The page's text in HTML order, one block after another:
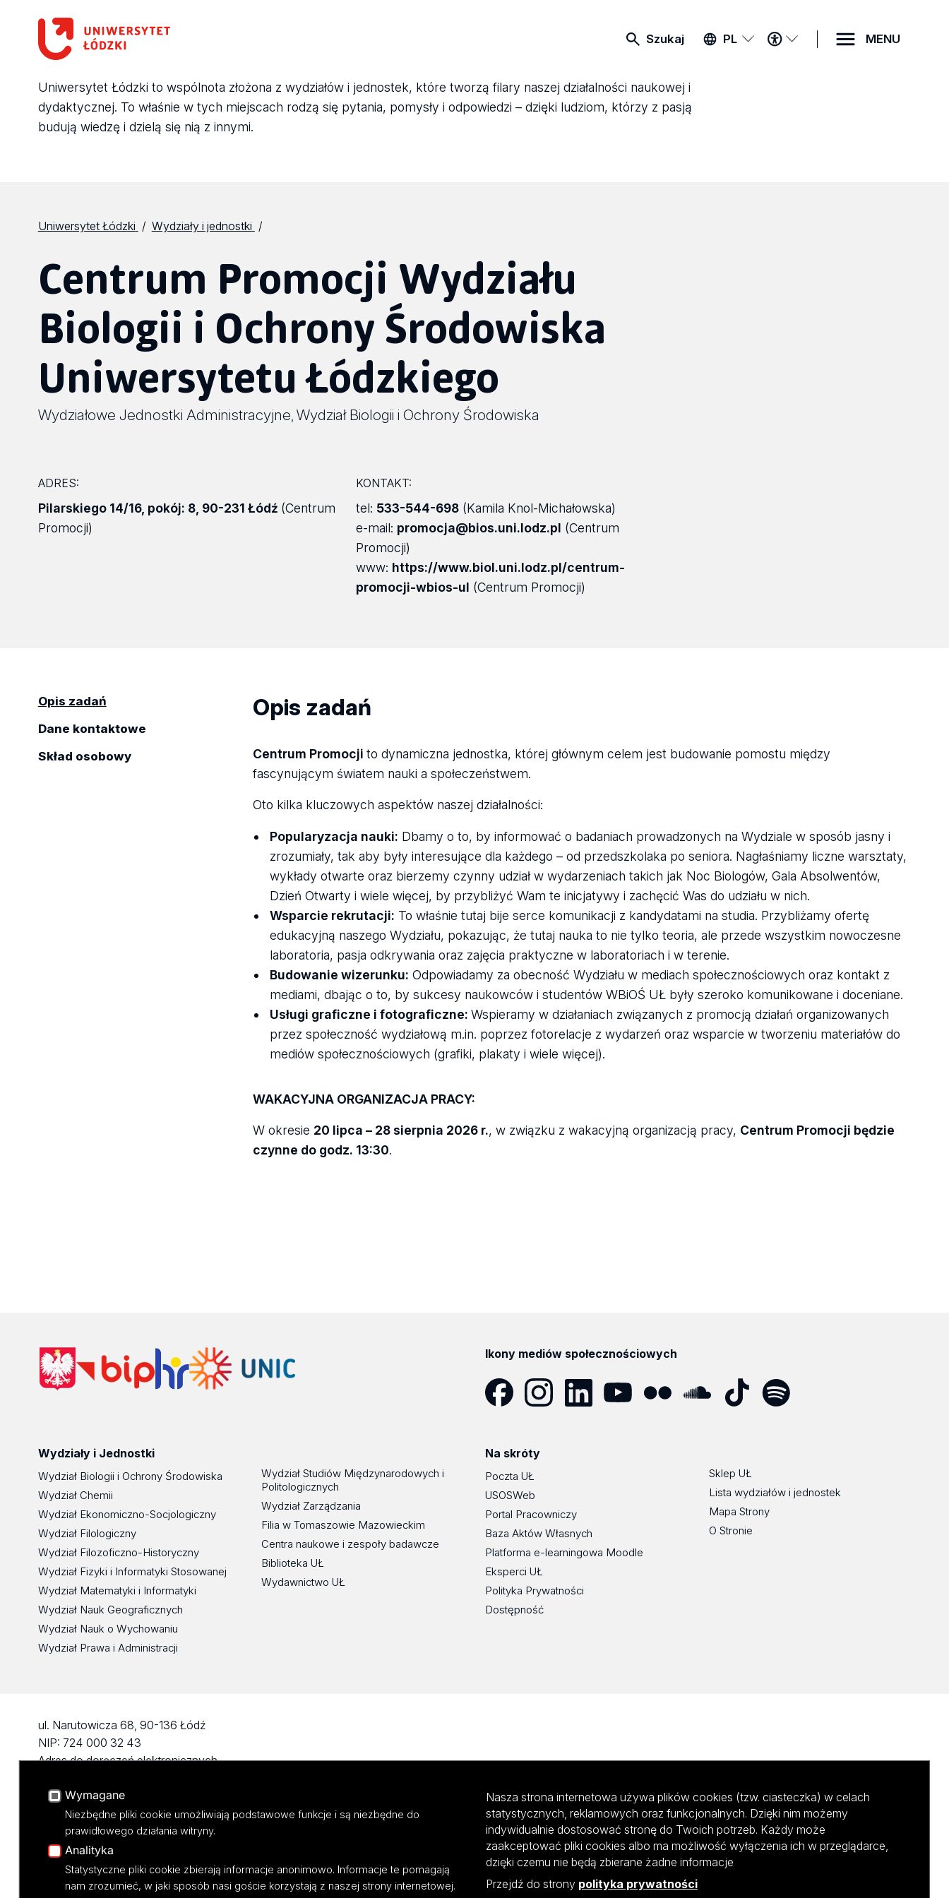
Szukaj PL
MENU
DOSTĘPNOŚCI
MENU
Uniwersytet Łódzki to wspólnota złożona z wydziałów i jednostek, które tworzą filary naszej działalności naukowej i
dydaktycznej. To właśnie w tych miejscach rodzą się pytania, pomysły i odpowiedzi – dzięki ludziom, którzy z pasją
budują wiedzę i dzielą się nią z innymi.
Uniwersytet Łódzki Wydziały i jednostki
Centrum Promocji Wydziału
Biologii i Ochrony Środowiska
Uniwersytetu Łódzkiego
Wydziałowe Jednostki Administracyjne Wydział Biologii i Ochrony Środowiska
ADRES:
Pilarskiego 14/16, pokój: 8, 90-231 Łódź (Centrum
Promocji)
KONTAKT:
tel: 533-544-698(Kamila Knol-Michałowska)
e-mail: promocja@bios.uni.lodz.pl (Centrum
Promocji)
www: https://www.biol.uni.lodz.pl/centrum-
promocji-wbios-ul (Centrum Promocji)
Opis zadań
Dane kontaktowe
Skład osobowy
Opis zadań
Centrum Promocji to dynamiczna jednostka, której głównym celem jest budowanie pomostu między
fascynującym światem nauki a społeczeństwem.
Oto kilka kluczowych aspektów naszej działalności:
Popularyzacja nauki: Dbamy o to, by informować o badaniach prowadzonych na Wydziale w sposób jasny i
zrozumiały, tak aby były interesujące dla każdego – od przedszkolaka po seniora. Nagłaśniamy liczne warsztaty,
wykłady otwarte oraz bierzemy czynny udział w wydarzeniach takich jak Noc Biologów, Gala Absolwentów,
Dzień Otwarty i wiele więcej, by przybliżyć Wam te inicjatywy i zachęcić Was do udziału w nich.
Wsparcie rekrutacji: To właśnie tutaj bije serce komunikacji z kandydatami na studia. Przybliżamy ofertę
edukacyjną naszego Wydziału, pokazując, że tutaj nauka to nie tylko teoria, ale przede wszystkim nowoczesne
laboratoria, pasja odkrywania oraz zajęcia praktyczne w laboratoriach i w terenie.
Budowanie wizerunku: Odpowiadamy za obecność Wydziału w mediach społecznościowych oraz kontakt z
mediami, dbając o to, by sukcesy naukowców i studentów WBiOŚ UŁ były szeroko komunikowane i doceniane.
Usługi graficzne i fotograficzne: Wspieramy w działaniach związanych z promocją działań organizowanych
przez społeczność wydziałową m.in. poprzez fotorelacje z wydarzeń oraz wsparcie w tworzeniu materiałów do
mediów społecznościowych (grafiki, plakaty i wiele więcej).
WAKACYJNA ORGANIZACJA PRACY:
W okresie 20 lipca – 28 sierpnia 2026 r., w związku z wakacyjną organizacją pracy, Centrum Promocji będzie
czynne do godz. 13:30.
Ikony mediów społecznościowych
Wydziały i Jednostki
Wydział Biologii i Ochrony Środowiska
Wydział Chemii
Wydział Ekonomiczno-Socjologiczny
Wydział Filologiczny
Wydział Filozoficzno-Historyczny
Wydział Fizyki i Informatyki Stosowanej
Wydział Matematyki i Informatyki
Wydział Nauk Geograficznych
Wydział Nauk o Wychowaniu
Wydział Prawa i Administracji
Wydział Studiów Międzynarodowych i
Politologicznych
Wydział Zarządzania
Filia w Tomaszowie Mazowieckim
Centra naukowe i zespoły badawcze
Biblioteka UŁ
Wydawnictwo UŁ
Na skróty
Poczta UŁ
USOSWeb
Portal Pracowniczy
Baza Aktów Własnych
Platforma e-learningowa Moodle
Eksperci UŁ
Polityka Prywatności
Dostępność
Sklep UŁ
Lista wydziałów i jednostek
Mapa Strony
O Stronie
ul. Narutowicza 68, 90-136 Łódź
NIP: 724 000 32 43
Adres do doręczeń elektronicznych
KONTAKT
Wymagane
Niezbędne pliki cookie umożliwiają podstawowe funkcje i są niezbędne do
prawidłowego działania witryny.
Analityka
Statystyczne pliki cookie zbierają informacje anonimowo. Informacje te pomagają
nam zrozumieć, w jaki sposób nasi goście korzystają z naszej strony internetowej.
Nasza strona internetowa używa plików cookies (tzw. ciasteczka) w celach
statystycznych, reklamowych oraz funkcjonalnych. Dzięki nim możemy
indywidualnie dostosować stronę do Twoich potrzeb. Każdy może
zaakceptować pliki cookies albo ma możliwość wyłączenia ich w przeglądarce,
dzięki czemu nie będą zbierane żadne informacje
Przejdź do strony polityka prywatności